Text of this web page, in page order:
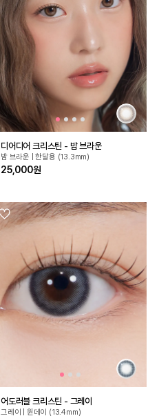
디어디어 크리스틴 - 밤 브라운
밤 브라운 | 한달용 (13.3mm)
25,000원
어도러블 크리스틴 - 그레이
그레이 | 원데이 (13.4mm)